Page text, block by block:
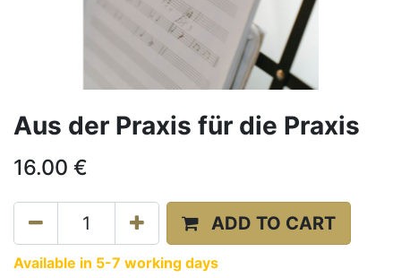
Aus der Praxis für die Praxis
16.00 €
ADD TO CART
Available in 5-7 working days